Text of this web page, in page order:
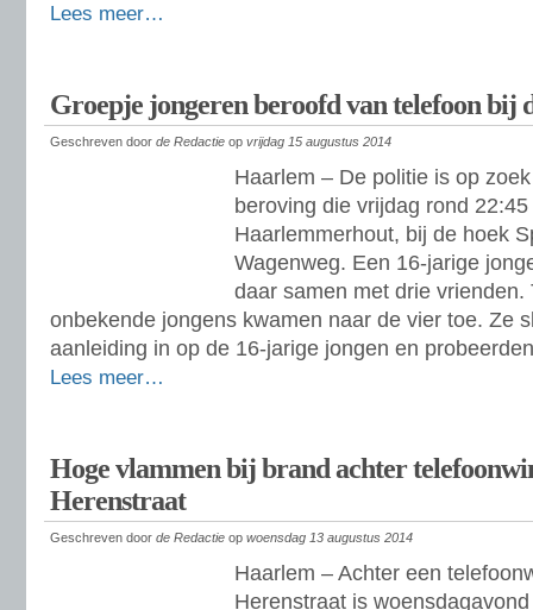
Lees meer…
Groepje jongeren beroofd van telefoon bij
Geschreven door de Redactie op vrijdag 15 augustus 2014
Haarlem – De politie is op
beroving die vrijdag rond
Haarlemmerhout, bij de hoek
Wagenweg. Een 16-jarige
daar samen met drie vrienden.
onbekende jongens kwamen naar de vier toe. Ze
aanleiding in op de 16-jarige jongen en
Lees meer…
Hoge vlammen bij brand achter
Herenstraat
Geschreven door de Redactie op woensdag 13 augustus 2014
Haarlem – Achter een
Herenstraat is